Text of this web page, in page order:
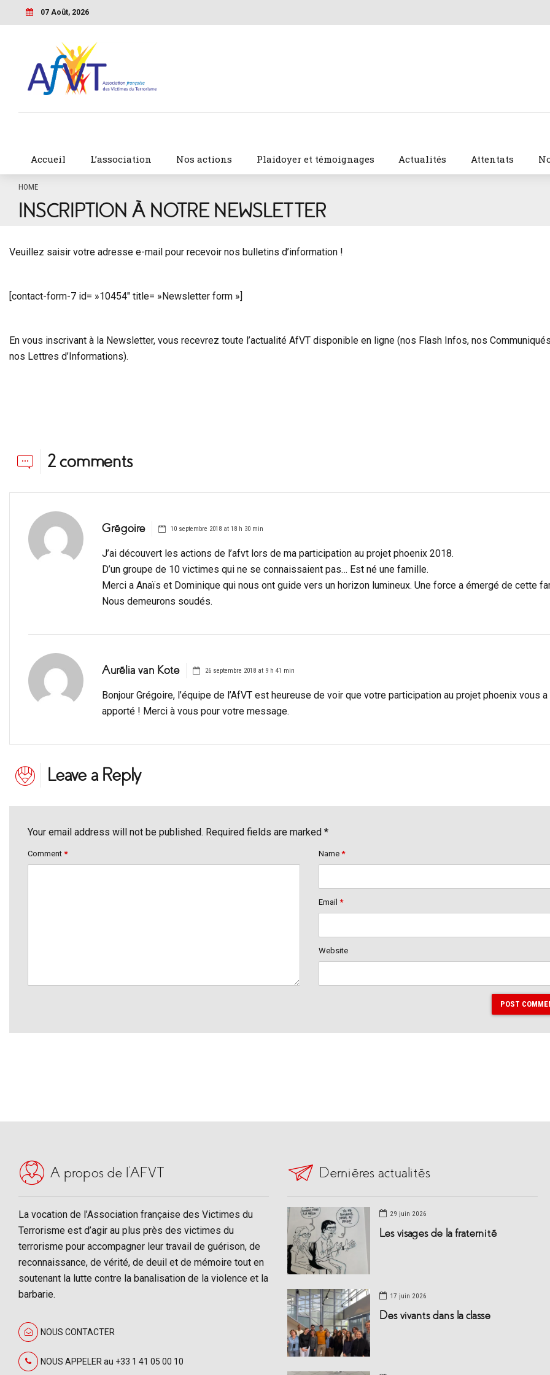
07 Août, 2026
Accueil L’association Nos actions Plaidoyer et témoignages Actualités Attentats
HOME
INSCRIPTION À NOTRE NEWSLETTER
Veuillez saisir votre adresse e-mail pour recevoir nos bulletins d’information !
[contact-form-7 id= »10454″ title= »Newsletter form »]
En vous inscrivant à la Newsletter, vous recevrez toute l’actualité AfVT disponible en ligne (nos Flash Infos, nos
nos Lettres d’Informations).
2 comments
Grégoire 10 septembre 2018 at 18 h 30 min
J’ai découvert les actions de l’afvt lors de ma participation au projet phoenix 2018.
D’un groupe de 10 victimes qui ne se connaissaient pas… Est né une famille.
Merci a Anaïs et Dominique qui nous ont guide vers un horizon lumineux. Une force a émergé de cette
Nous demeurons soudés.
Aurélia van Kote 26 septembre 2018 at 9 h 41 min
Bonjour Grégoire, l’équipe de l’AfVT est heureuse de voir que votre participation au projet phoenix vous a
apporté ! Merci à vous pour votre message.
Leave a Reply
Your email address will not be published. Required fields are marked *
Comment * Name *
Email *
Website
POST
A propos de l’AFVT
La vocation de l’Association française des Victimes du
Terrorisme est d’agir au plus près des victimes du
terrorisme pour accompagner leur travail de guérison, de
reconnaissance, de vérité, de deuil et de mémoire tout en
soutenant la lutte contre la banalisation de la violence et la
barbarie.
NOUS CONTACTER
NOUS APPELER au +33 1 41 05 00 10
Dernières actualités
29 juin 2026
Les visages de la fraternité
17 juin 2026
Des vivants dans la classe